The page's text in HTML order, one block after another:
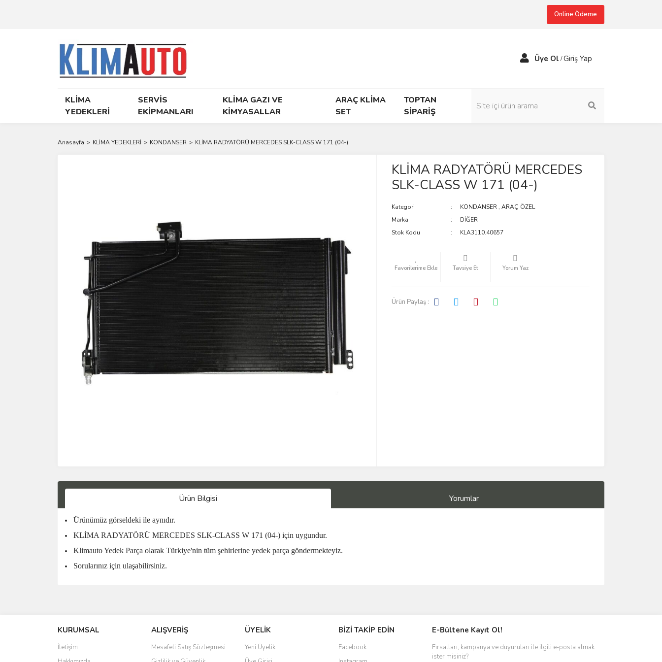
Online Ödeme
Üye Ol /Giriş Yap
KLİMA
YEDEKLERİ
SERVİS
EKİPMANLARI
KLİMA GAZI VE
KİMYASALLAR
ARAÇ KLİMA
SET
TOPTAN
SİPARİŞ
Anasayfa KLİMA YEDEKLERİ KONDANSER KLİMA RADYATÖRÜ MERCEDES SLK-CLASS W 171 (04-)
KLİMA RADYATÖRÜ MERCEDES
SLK-CLASS W 171 (04-)
Kategori KONDANSER ,ARAÇ ÖZEL
Marka
DİĞER
Stok Kodu
KLA3110.40657
Tavsiye Et Yorum Yaz
Ürün Paylaş :
Ürün Bilgisi Yorumlar
Ürünümüz görseldeki ile aynıdır.
KLİMA RADYATÖRÜ MERCEDES SLK-CLASS W 171 (04-) için uygundur.
Klimauto Yedek Parça olarak Türkiye'nin tüm şehirlerine yedek parça göndermekteyiz.
Sorularınız için ulaşabilirsiniz.
Yorum Yaz
KURUMSAL
İletişim
ALIŞVERİŞ
Mesafeli Satış Sözleşmesi
ÜYELİK
Yeni Üyelik
BİZİ TAKİP EDİN
Facebook
E-Bültene Kayıt Ol!
Fırsatları, kampanya ve duyuruları ile ilgili e-posta almak
ister misiniz?